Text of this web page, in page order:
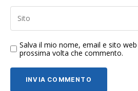
Salva il mio nome, email e sito
prossima volta che commento.